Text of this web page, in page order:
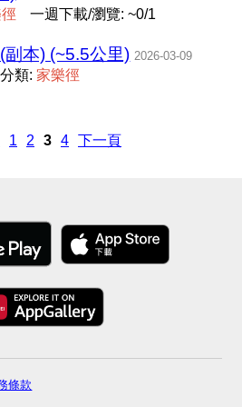
徑 一週下載/瀏覽: ~0/1
本) (~5.5公里) 2026-03-09
分類:家樂徑
1 2 3 4 下一頁
條款